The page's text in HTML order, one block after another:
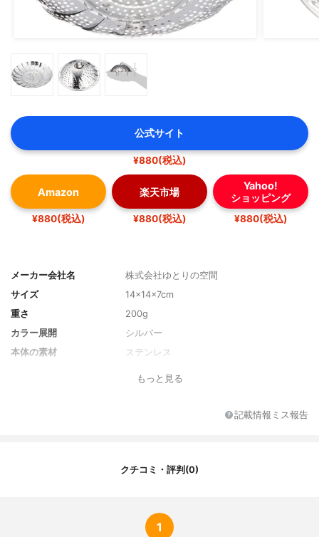
公式サイト
¥880(税込)
Amazon
¥880(税込)
楽天市場
¥880(税込)
Yahoo!
ショッピング
¥880(税込)
メーカー会社名
株式会社ゆとりの空間
サイズ
14×14×7cm
重さ
200g
カラー展開
シルバー
本体の素材
ステンレス
もっと見る
記載情報ミス報告
クチコミ・評判(0)
1